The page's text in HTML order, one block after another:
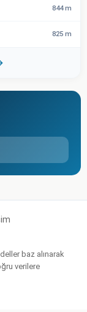
844 m
825 m
baz alınarak
verilere